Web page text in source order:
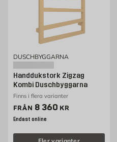
DUSCHBYGGARNA
Handdukstork Zigzag
Kombi Duschbyggarna
Finns i flera varianter
FRÅN Pris 8360 kr
8 360 KR
Endast online